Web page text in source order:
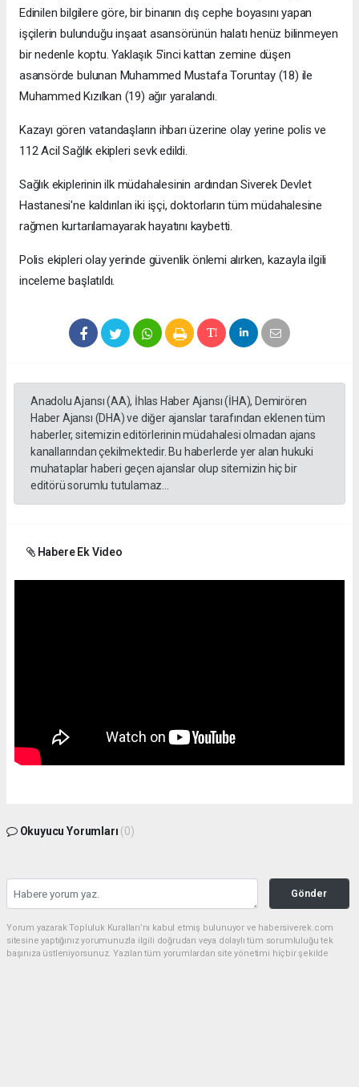
Edinilen bilgilere göre, bir binanın dış cephe boyasını yapan
işçilerin bulunduğu inşaat asansörünün halatı henüz bilinmeyen
bir nedenle koptu. Yaklaşık 5'inci kattan zemine düşen
asansörde bulunan Muhammed Mustafa Toruntay (18) ile
Muhammed Kızılkan (19) ağır yaralandı.
Kazayı gören vatandaşların ihbarı üzerine olay yerine polis ve
112 Acil Sağlık ekipleri sevk edildi.
Sağlık ekiplerinin ilk müdahalesinin ardından Siverek Devlet
Hastanesi'ne kaldırılan iki işçi, doktorların tüm müdahalesine
rağmen kurtarılamayarak hayatını kaybetti.
Polis ekipleri olay yerinde güvenlik önlemi alırken, kazayla ilgili
inceleme başlatıldı.
Anadolu Ajansı (AA), İhlas Haber Ajansı (İHA), Demirören
Haber Ajansı (DHA) ve diğer ajanslar tarafından eklenen tüm
haberler, sitemizin editörlerinin müdahalesi olmadan ajans
kanallarından çekilmektedir. Bu haberlerde yer alan hukuki
muhataplar haberi geçen ajanslar olup sitemizin hiç bir
editörü sorumlu tutulamaz...
Habere Ek Video
Okuyucu Yorumları (0)
Gönder
Yorum yazarak Topluluk Kuralları’nı kabul etmiş bulunuyor ve habersiverek.com
sitesine yaptığınız yorumunuzla ilgili doğrudan veya dolaylı tüm sorumluluğu tek
başınıza üstleniyorsunuz. Yazılan tüm yorumlardan site yönetimi hiçbir şekilde